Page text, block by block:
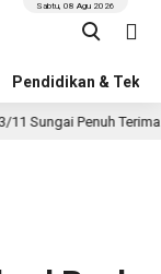
Pendidikan &
Sabtu, 08 Agu 2026
Sungai Penuh